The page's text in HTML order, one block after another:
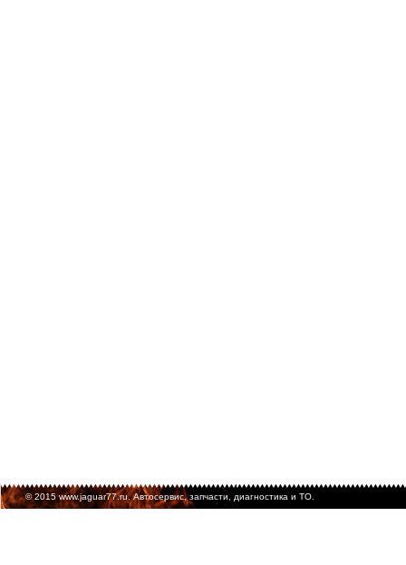
© 2015 www.jaguar77.ru. Автосервис, запчасти, диагностика и ТО.